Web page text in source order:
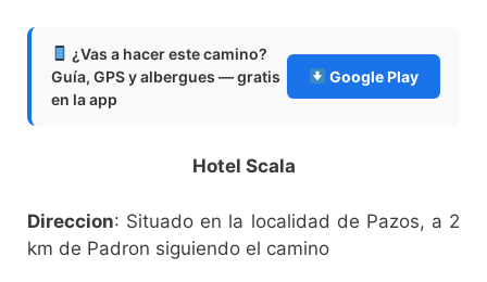
¿Vas a hacer este camino?
Guía, GPS y albergues — gratis
en la app
Google Play
Hotel Scala
Direccion: Situado en la localidad de Pazos, a 2
km de Padron siguiendo el camino